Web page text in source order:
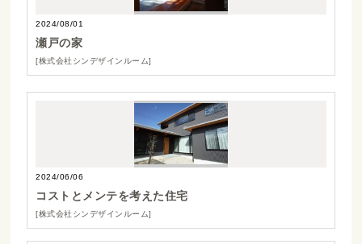
2024/08/01
瀬戸の家
[株式会社シンデザインルーム]
2024/06/06
コストとメンテを考えた住宅
[株式会社シンデザインルーム]